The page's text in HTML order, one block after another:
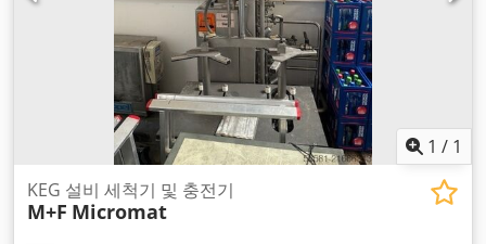
1 / 1
KEG 설비 세척기 및 충전기
M+F Micromat